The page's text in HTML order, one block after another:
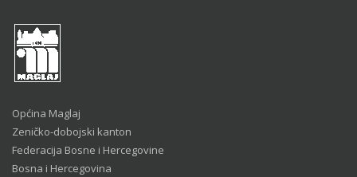
Općina Maglaj
Zeničko-dobojski kanton
Federacija Bosne i Hercegovine
Bosna i Hercegovina